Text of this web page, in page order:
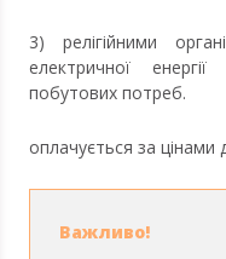
3) релігійними
електричної
побутових потреб.
оплачується за